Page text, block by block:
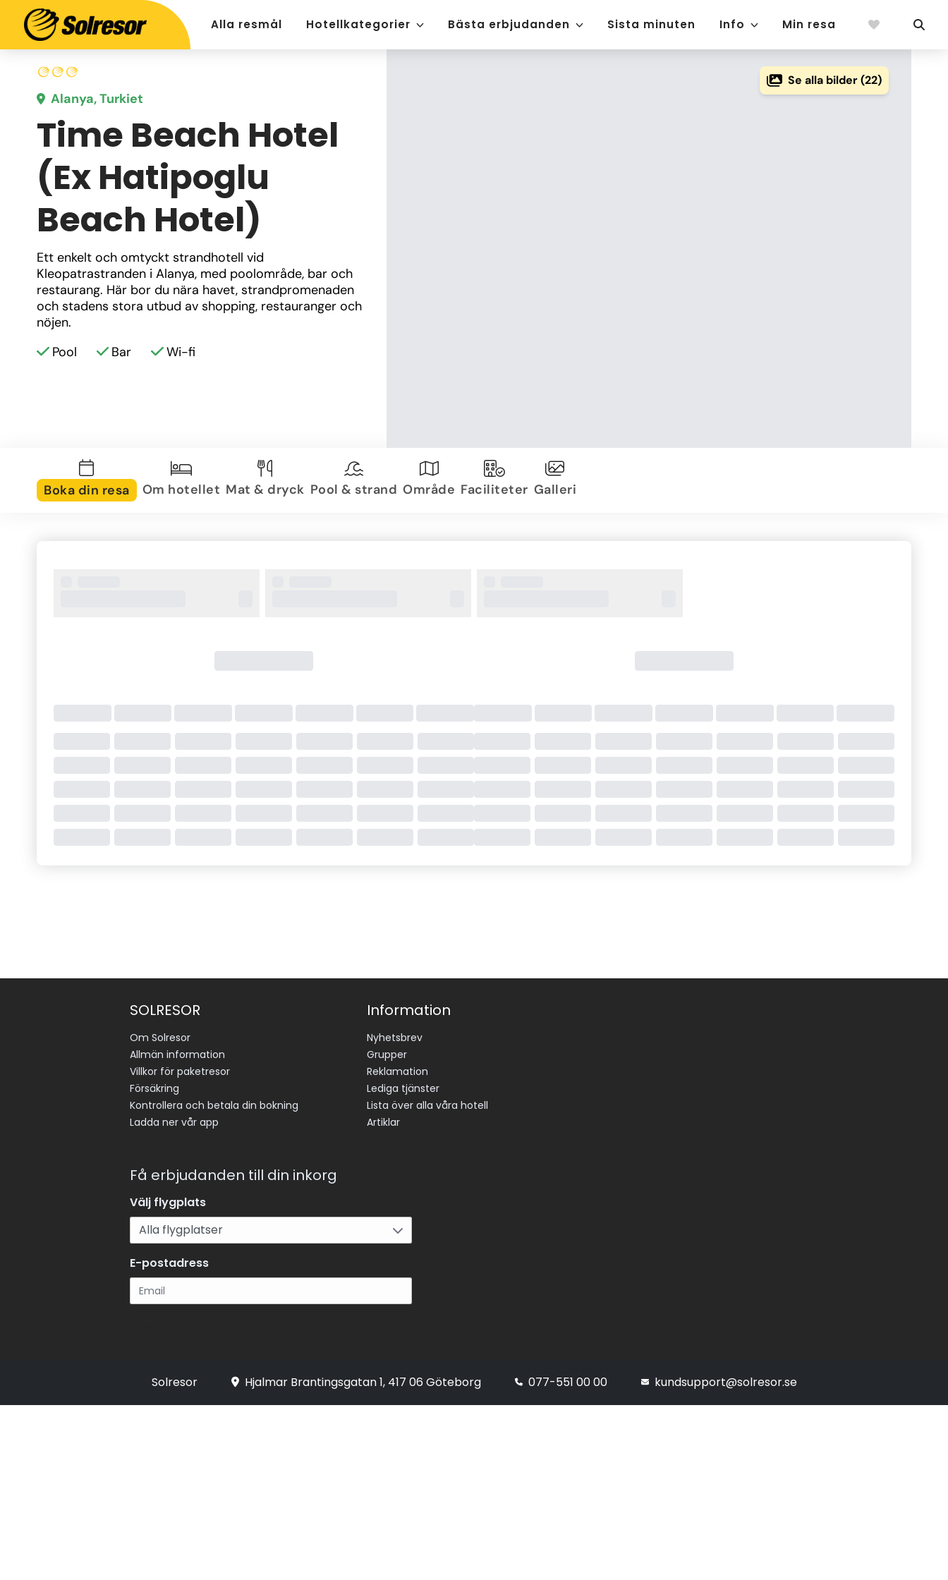
Alla resmål Hotellkategorier Bästa erbjudanden Sista minuten Info Min resa
Alanya, Turkiet
Time Beach Hotel
(Ex Hatipoglu
Beach Hotel)
Ett enkelt och omtyckt strandhotell vid
Kleopatrastranden i Alanya, med poolområde, bar och
restaurang. Här bor du nära havet, strandpromenaden
och stadens stora utbud av shopping, restauranger och
nöjen.
Pool
Bar Wi-fi
Se alla bilder (22)
Boka din resa Om hotellet Mat & dryck Pool & strand Område Faciliteter Galleri
SOLRESOR
Om Solresor
Allmän information
Villkor för paketresor
Försäkring
Kontrollera och betala din bokning
Ladda ner vår app
Information
Nyhetsbrev
Grupper
Reklamation
Lediga tjänster
Lista över alla våra hotell
Artiklar
Få erbjudanden till din inkorg
Välj flygplats
E-postadress
Solresor Hjalmar Brantingsgatan 1, 417 06 Göteborg 077-551 00 00 kundsupport@solresor.se